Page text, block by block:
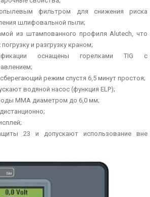
фильтром для снижения риска
шлифовальной пыли;
из штампованного профиля Alutech, что
и разгрузку краном;
оснащены горелками TIG с
режим спустя 6,5 минут простоя;
водяной насос (функция ELP);
ММА диаметром до 6,0 мм;
23 и допускают использование вне